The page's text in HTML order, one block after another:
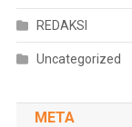
REDAKSI
Uncategorized
META